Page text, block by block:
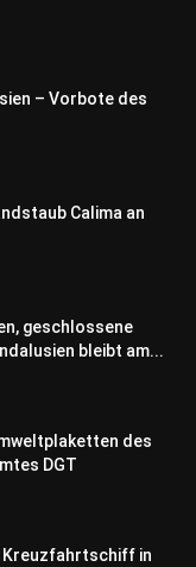
– Vorbote des
Calima an
geschlossene
bleibt am...
des
DGT
Kreuzfahrtschiff in